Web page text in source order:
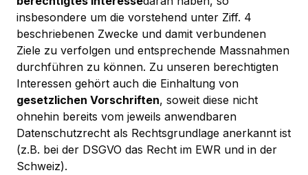
insbesondere um die vorstehend unter Ziff. 4
beschriebenen Zwecke und damit verbundenen
Ziele zu verfolgen und entsprechende Massnahmen
durchführen zu können. Zu unseren berechtigten
Interessen gehört auch die Einhaltung von
gesetzlichen Vorschriften, soweit diese nicht
ohnehin bereits vom jeweils anwendbaren
Datenschutzrecht als Rechtsgrundlage anerkannt ist
(z.B. bei der DSGVO das Recht im EWR und in der
Schweiz).